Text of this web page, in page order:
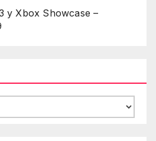
y Xbox Showcase –